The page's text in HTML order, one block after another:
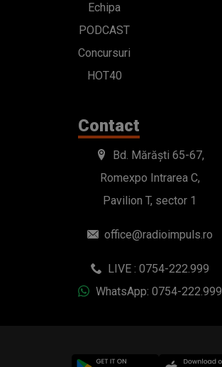
Echipa
PODCAST
Concursuri
HOT40
Contact
Bd. Mărăști 65-67,
Romexpo Intrarea C,
Pavilion T, sector 1
office@radioimpuls.ro
LIVE : 0754-222.999
WhatsApp: 0754-222.999